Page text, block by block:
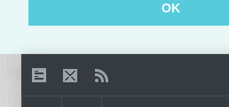
OK